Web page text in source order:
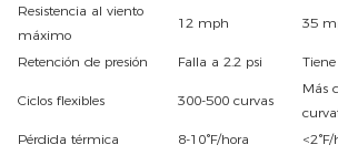
Resistencia al viento
máximo
12 mph 35
Retención de presión Falla a 2.2 psi
Ciclos flexibles 300-500 curvas
Más
Pérdida térmica
8-10°F/hora